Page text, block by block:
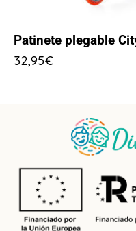
Patinete plegable
32,95€